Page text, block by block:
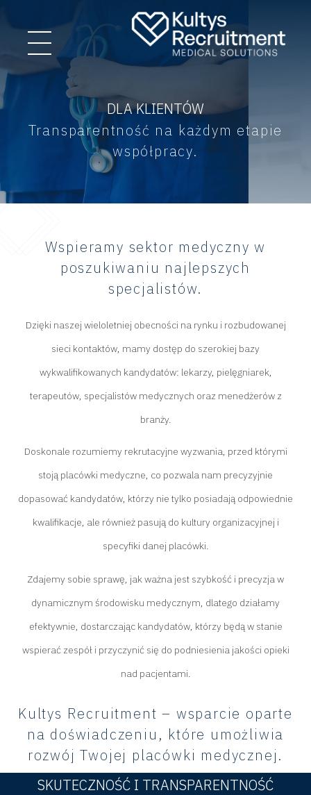
DLA KLIENTÓW
Transparentność na każdym etapie
współpracy.
Wspieramy sektor medyczny w
poszukiwaniu najlepszych
specjalistów.
Dzięki naszej wieloletniej obecności na rynku i rozbudowanej
sieci kontaktów, mamy dostęp do szerokiej bazy
wykwalifikowanych kandydatów: lekarzy, pielęgniarek,
terapeutów, specjalistów medycznych oraz menedżerów z
branży.
Doskonale rozumiemy rekrutacyjne wyzwania, przed którymi
stoją placówki medyczne, co pozwala nam precyzyjnie
dopasować kandydatów, którzy nie tylko posiadają odpowiednie
kwalifikacje, ale również pasują do kultury organizacyjnej i
specyfiki danej placówki.
Zdajemy sobie sprawę, jak ważna jest szybkość i precyzja w
dynamicznym środowisku medycznym, dlatego działamy
efektywnie, dostarczając kandydatów, którzy będą w stanie
wspierać zespół i przyczynić się do podniesienia jakości opieki
nad pacjentami.
Kultys Recruitment – wsparcie oparte
na doświadczeniu, które umożliwia
rozwój Twojej placówki medycznej.
SKUTECZNOŚĆ I TRANSPARENTNOŚĆ